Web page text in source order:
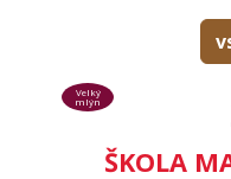
ŠKOLA
Velký
mlýn